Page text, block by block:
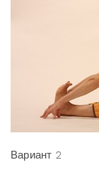
Вариант 2